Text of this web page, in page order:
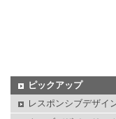
ピックアップ
レスポンシブデザイ